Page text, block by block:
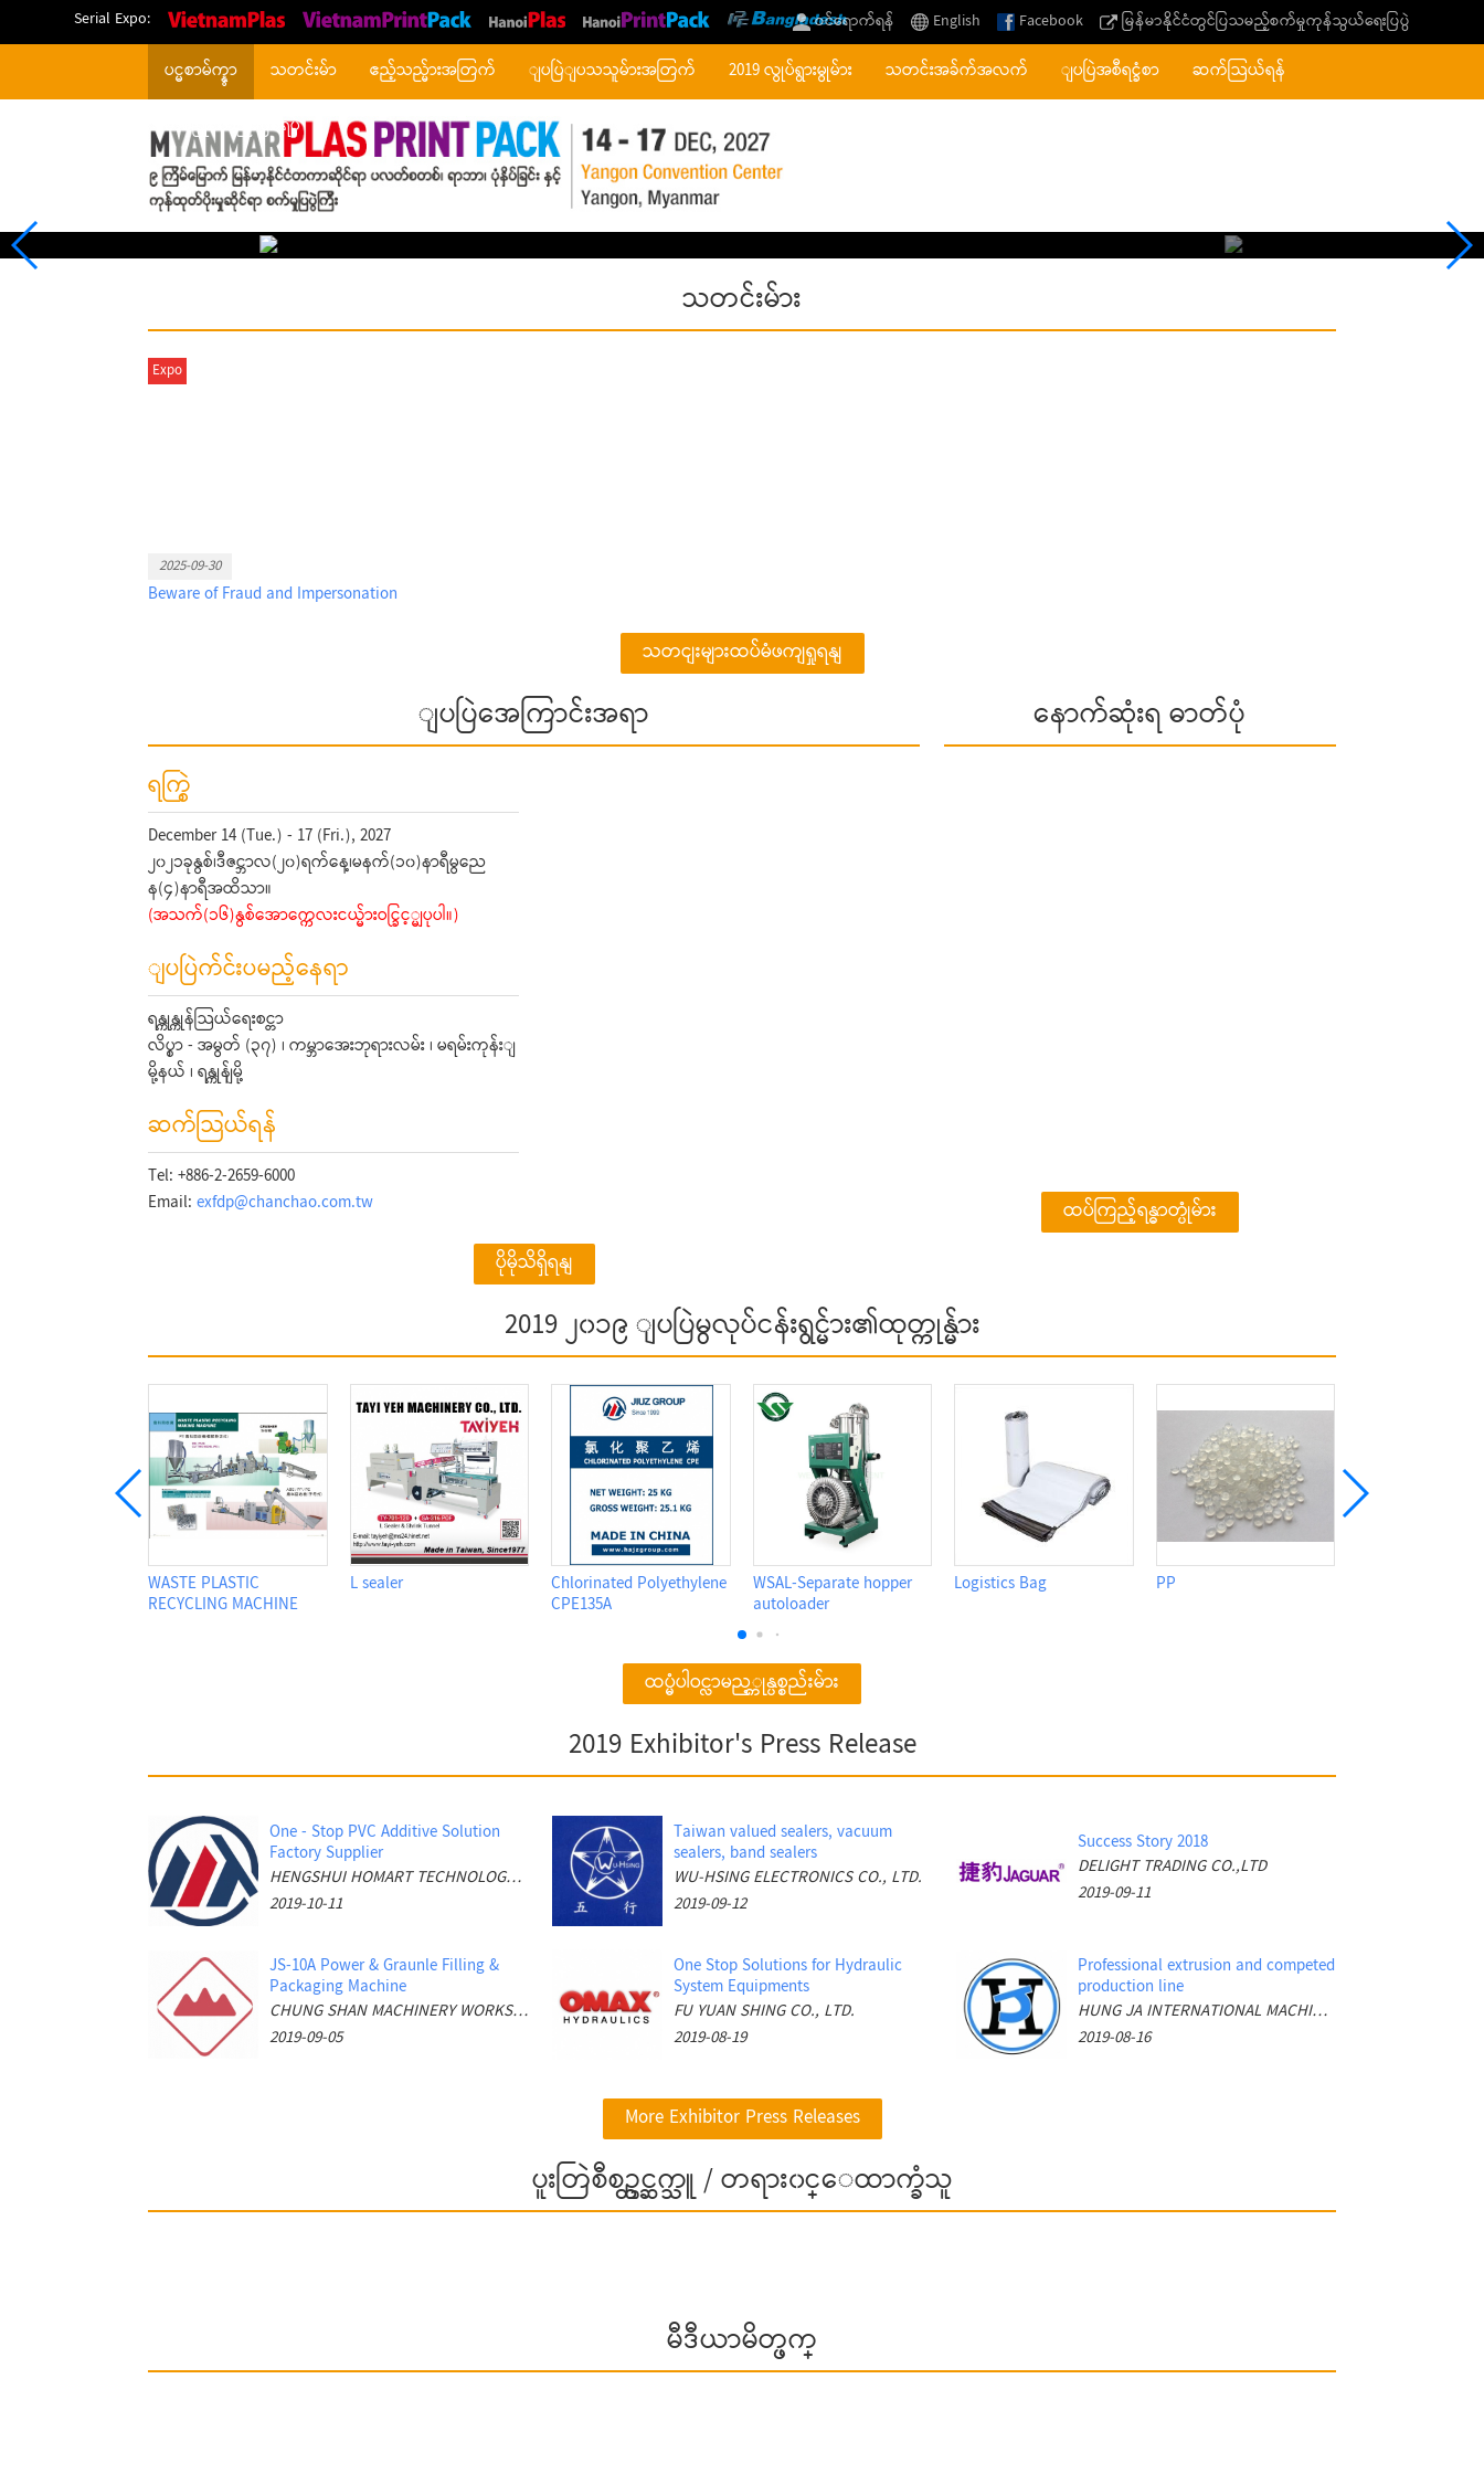
Serial Expo: ဝင်ရောက်ရန် English Facebook မြန်မာနိုင်ငံတွင်ပြသမည့်စက်မှုကုန်သွယ်ရေးပြပွဲ
ပင္မစာမ်က္နွာ သတင်းမ်ာ ဧည့်သည္မ်ားအတြက် ျပပြဲျပသသူမ်ားအတြက် 2019 လွုပ်ရွားမွုမ်ား သတင်းအခ်က်အလက် ျပပြဲအစီရင္ခံစာ
ဆက်သြယ်ရန်
တစ်ပြိုင်တည်းဖြစ်ရပ်
သတင်းမ်ား
Expo
2025-09-30
Beware of Fraud and Impersonation
သတငျးများထပ်မံဖကျရှုရနျ
ျပပြဲအေကြာင်းအရာ
ရက္စြဲ
December 14 (Tue.) - 17 (Fri.), 2027
၂၀၂၁ခုနွစ်၊ဒီဇင္ဘာလ(၂၀)ရက်နေ့၊မနက်(၁၀)နာရီမွညေ
န(၄)နာရီအထိသာ။
(အသက်(၁၆)နွစ်အောက္ကေလးငယ္မ်ားဝင္ခြင့္မျပုပါ။)
ျပပြဲက်င်းပမည့်နေရာ
ရန္ကုန္ကုန်သြယ်ရေးစင္တာ
လိပ္စာ - အမွတ် (၃၇) ၊ ကမ္ဘာအေးဘုရားလမ်း ၊ မရမ်းကုန်းျ
မို့နယ် ၊ ရန္ကုန်ျမို့
ဆက်သြယ်ရန်
Tel: +886-2-2659-6000
Email:exfdp@chanchao.com.tw
ပိုမိုသိရှိရနျ
နောက်ဆုံးရ ဓာတ်ပုံ
ထပ်ကြည့်ရန္ဓာတ္ပုံမ်ား
2019 ၂၀၁၉ ျပပြဲမွလုပ်ငန်းရွင္မ်ား၏ထုတ္ကုန္မ်ား
PLASTIC INJECTION
MOLDING MACHINE
Screw Air Compressor Hydraulic System
Technical Support &
Plastic Injection Molding
ထပ္မံပါဝင္လာမည့္ကုန္ပစ္စည်းမ်ား
2019 Exhibitor's Press Release
One - Stop PVC Additive Solution
Factory Supplier
HENGSHUI HOMART TECHNOLOGY CO.,LTD
2019-10-11
Taiwan valued sealers, vacuum
sealers, band sealers
WU-HSING ELECTRONICS CO., LTD.
2019-09-12
Success Story 2018
DELIGHT TRADING CO.,LTD
2019-09-11
JS-10A Power & Graunle Filling &
Packaging Machine
CHUNG SHAN MACHINERY WORKS CO., LTD..
2019-09-05
One Stop Solutions for Hydraulic
System Equipments
FU YUAN SHING CO., LTD.
2019-08-19
Professional extrusion and competed
production line
HUNG JA INTERNATIONAL MACHINERY CO., LTD
2019-08-16
More Exhibitor Press Releases
ပူးတြဲစီစဥ္တင္ဆက္သူ / တရား၀င္ေထာက္ခံသူ
မီဒီယာမိတ္ဖက္